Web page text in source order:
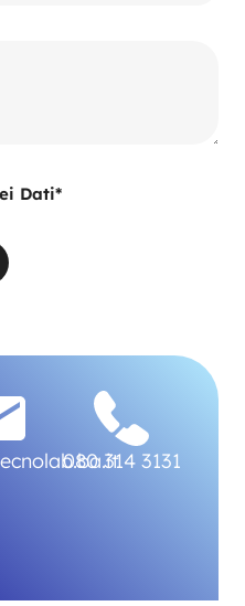
Dati*
080 314 3131